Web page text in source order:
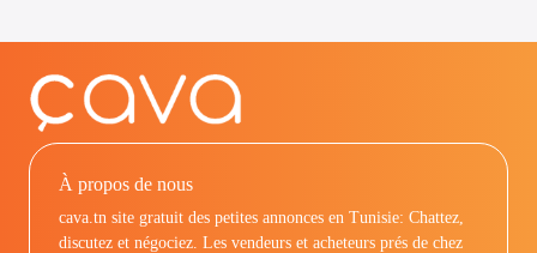
À propos de nous
cava.tn site gratuit des petites annonces en Tunisie: Chattez,
discutez et négociez. Les vendeurs et acheteurs prés de chez